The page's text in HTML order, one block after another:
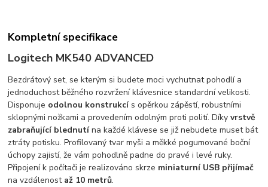
Kompletní specifikace
Logitech MK540 ADVANCED
Bezdrátový set, se kterým si budete moci vychutnat pohodlí a
jednoduchost běžného rozvržení klávesnice standardní velikosti.
Disponuje odolnou konstrukcís opěrkou zápěstí, robustními
sklopnými nožkami a provedením odolným proti polití. Díkyvrstvě
zabraňující blednutína každé klávese se již nebudete muset bát
ztráty potisku. Profilovaný tvar myši a měkké pogumované boční
úchopy zajistí, že vám pohodlně padne do pravé i levé ruky.
Připojení k počítači je realizováno skrze miniaturní USB přijímač
na vzdálenost až 10 metrů.